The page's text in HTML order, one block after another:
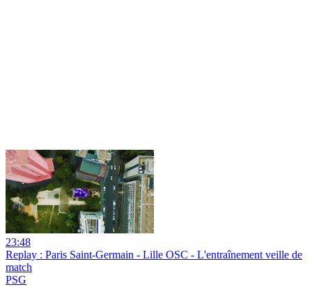
23:48
Replay : Paris Saint-Germain - Lille OSC - L'entraînement veille de
match
PSG